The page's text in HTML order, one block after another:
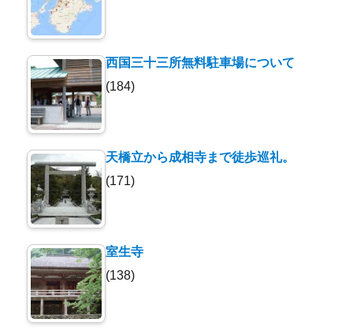
西国三十三所無料駐車場について
(184)
天橋立から成相寺まで徒歩巡礼。
(171)
室生寺
(138)